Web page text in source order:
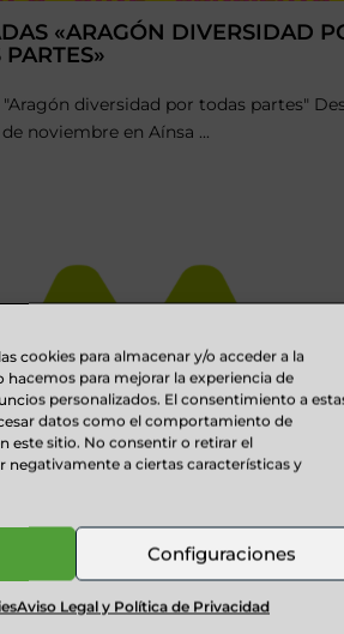
cookies para almacenar y/o acceder a la
para mejorar la experiencia de
personalizados. El consentimiento a
datos como el comportamiento de
este sitio. No consentir o retirar el
a ciertas características y
Configuraciones
Aviso Legal y Política de Privacidad
«ARAGÓN DIVERSIDAD
"Aragón diversidad por todas partes"
de noviembre en Aínsa ...
PIRINEOS
...